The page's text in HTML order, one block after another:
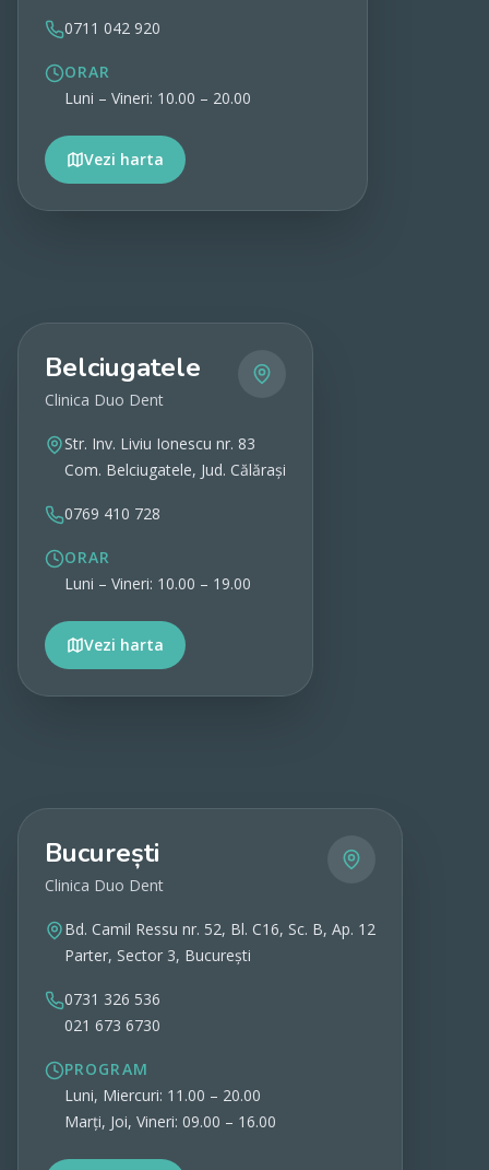
0711 042 920
ORAR
Luni – Vineri: 10.00 – 20.00
Vezi harta
Vezi detalii
Belciugatele
Clinica Duo Dent
Str. Inv. Liviu Ionescu nr. 83
Com. Belciugatele, Jud. Călărași
0769 410 728
ORAR
Luni – Vineri: 10.00 – 19.00
Vezi harta
Vezi detalii
București
Clinica Duo Dent
Bd. Camil Ressu nr. 52, Bl. C16, Sc. B, Ap. 12
Parter, Sector 3, București
0731 326 536
021 673 6730
PROGRAM
Luni, Miercuri: 11.00 – 20.00
Marți, Joi, Vineri: 09.00 – 16.00